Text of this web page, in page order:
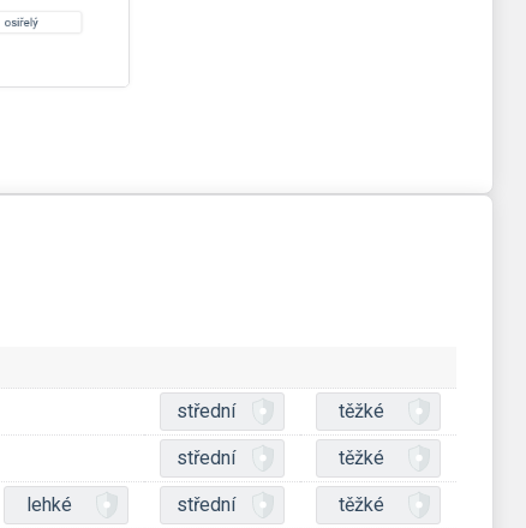
střední těžké
střední těžké
lehké střední těžké